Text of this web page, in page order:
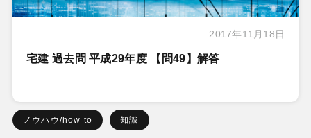
2017年11月18日
宅建 過去問 平成29年度 【問49】解答
ノウハウ/how to 知識